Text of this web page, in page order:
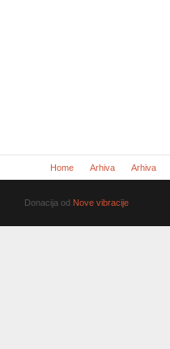
Home Arhiva Arhiva
Donacija od Nove vibracije